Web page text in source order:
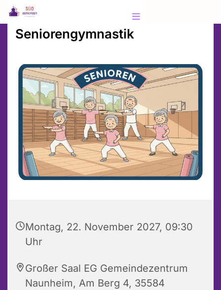
Seniorengymnastik
Montag, 22. November 2027, 09:30
Uhr
Großer Saal EG Gemeindezentrum
Naunheim, Am Berg 4, 35584